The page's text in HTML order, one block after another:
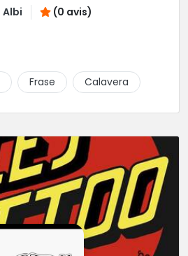
Albi (0 avis)
Frase Calavera